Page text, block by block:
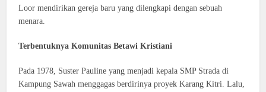
Loor mendirikan gereja baru yang dilengkapi dengan sebuah
menara.
Terbentuknya Komunitas Betawi Kristiani
Pada 1978, Suster Pauline yang menjadi kepala SMP Strada di
Kampung Sawah menggagas berdirinya proyek Karang Kitri. Lalu,